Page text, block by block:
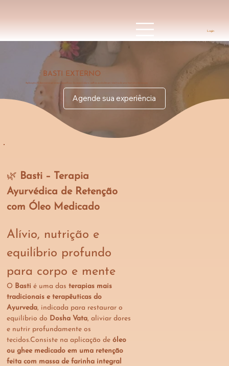
Login
BASTI EXTERNO
Aplicação de óleo morno em áreas específicas do corpo (coluna, joelhos ou abdômen) dentro de uma barreira de massa.
Agende sua experiência
🌿 Basti – Terapia
Ayurvédica de Retenção
com Óleo Medicado
Alívio, nutrição e
equilíbrio profundo
para corpo e mente
O Basti é uma das terapias mais
tradicionais e terapêuticas do
Ayurveda, indicada para restaurar o
equilíbrio do Dosha Vata, aliviar dores
e nutrir profundamente os
tecidos.Consiste na aplicação de óleo
ou ghee medicado em uma retenção
feita com massa de farinha integral